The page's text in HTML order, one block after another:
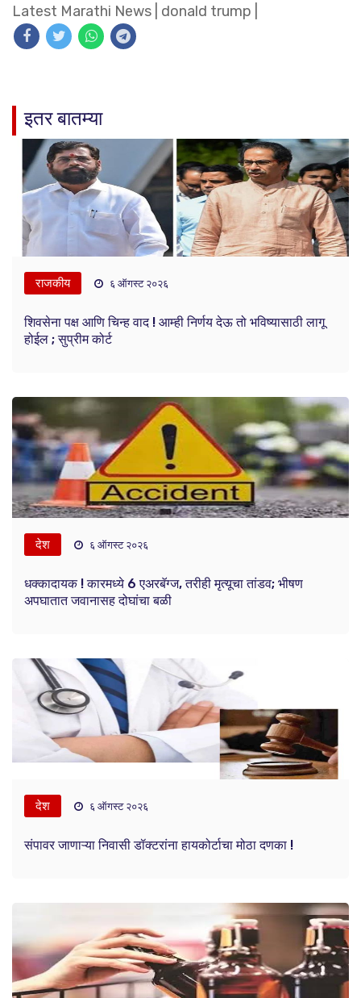
Latest Marathi News donald trump
इतर बातम्या
राजकीय ६ ऑगस्ट २०२६
शिवसेना पक्ष आणि चिन्ह वाद ! आम्ही निर्णय देऊ तो भविष्यासाठी लागू
होईल ; सुप्रीम कोर्ट
देश ६ ऑगस्ट २०२६
धक्कादायक ! कारमध्ये 6 एअरबॅग्ज, तरीही मृत्यूचा तांडव; भीषण
अपघातात जवानासह दोघांचा बळी
देश ६ ऑगस्ट २०२६
संपावर जाणाऱ्या निवासी डॉक्टरांना हायकोर्टाचा मोठा दणका !